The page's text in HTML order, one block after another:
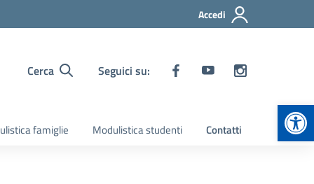
Accedi
Cerca Seguici su:
famiglie Modulistica studenti Contatti